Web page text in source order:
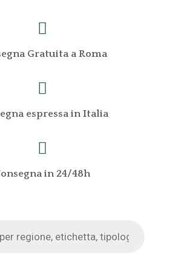

Gratuita a Roma

espressa in Italia

in 24/48h